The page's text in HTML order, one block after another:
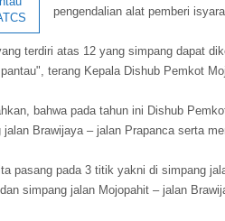
pengendalian alat pemberi
terdiri atas 12 yang simpang dapat
terang Kepala Dishub Pemkot
bahwa pada tahun ini Dishub
Brawijaya – jalan Prapanca serta
pasang pada 3 titik yakni di simpang
simpang jalan Mojopahit – jalan